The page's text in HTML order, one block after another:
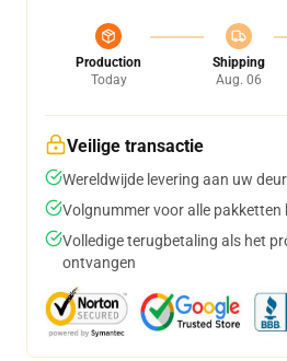
Production
Today
Shipping
Aug. 06
Veilige transactie
Wereldwijde levering aan uw deur
Volgnummer voor alle pakketten
Volledige terugbetaling als het
ontvangen